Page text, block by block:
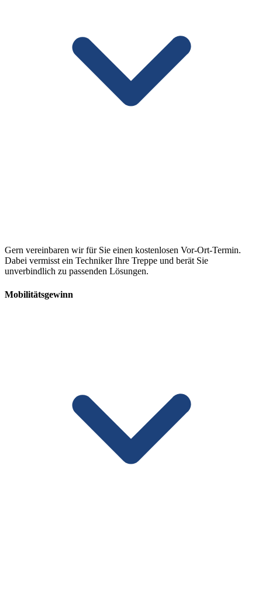
Gern vereinbaren wir für Sie einen kostenlosen Vor-Ort-Termin.
Dabei vermisst ein Techniker Ihre Treppe und berät Sie
unverbindlich zu passenden Lösungen.
Mobilitätsgewinn